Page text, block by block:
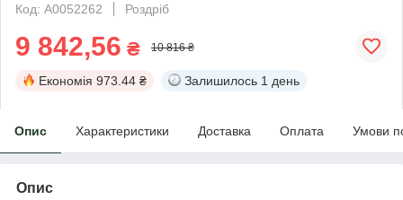
Код: А0052262
Роздріб
9 842,56 ₴ 10 816 ₴
Економія 973.44 ₴ Залишилось 1 день
Опис Характеристики Доставка Оплата Умови
Опис